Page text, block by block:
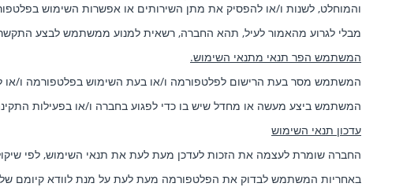
והמוחלט, לשנות ו/או להפסיק את מתן השירותים או אפשרות השימוש
מבלי לגרוע מהאמור לעיל, תהא החברה, רשאית למנוע ממשתמש לבצע
המשתמש הפר תנאי מתנאי השימוש.
המשתמש מסר בעת הרישום לפלטפורמה ו/או בעת השימוש בפלטפורמה ו/או
המשתמש ביצע מעשה או מחדל שיש בו כדי לפגוע בחברה ו/או בפעילות
עדכון תנאי השימוש
החברה שומרת לעצמה את הזכות לעדכן מעת לעת את תנאי השימוש, לפי
באחריות המשתמש לבדוק את הפלטפורמה מעת לעת על מנת לוודא קיומם